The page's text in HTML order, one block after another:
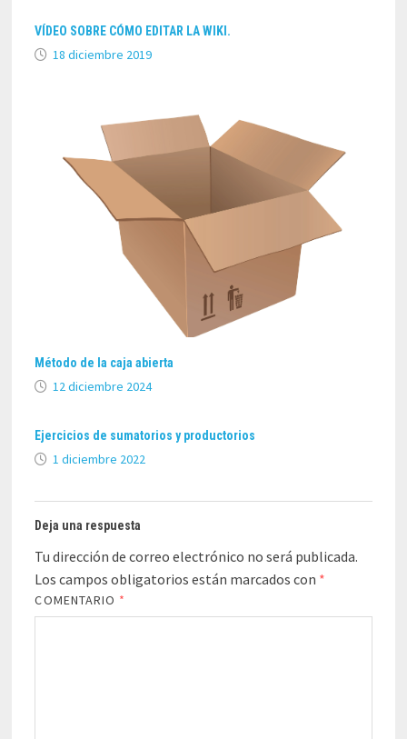
VÍDEO SOBRE CÓMO EDITAR LA WIKI.
18 diciembre 2019
Método de la caja abierta
12 diciembre 2024
Ejercicios de sumatorios y productorios
1 diciembre 2022
Deja una respuesta
Tu dirección de correo electrónico no será publicada.
Los campos obligatorios están marcados con *
COMENTARIO *